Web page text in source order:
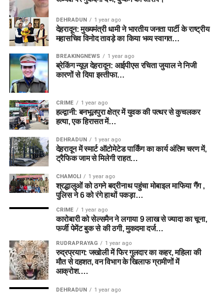
DEHRADUN 1 year ago
देहरादून: मुख्यमंत्री धामी ने भारतीय जनता पार्टी के राष्ट्रीय
महासचिव विनोद तावड़े का किया भव्य स्वागत…
BREAKINGNEWS 1 year ago
ब्रेकिंग न्यूज़ देहरादून: आईपीएस रचिता जुयाल ने निजी
कारणों से दिया इस्तीफा…
CRIME 1 year ago
हल्द्वानी: बनभूलपुरा क्षेत्र में युवक की पत्थर से कुचलकर
हत्या, एक हिरासत में…
DEHRADUN 1 year ago
देहरादून में स्मार्ट ऑटोमेटेड पार्किंग का कार्य अंतिम चरण में,
ट्रैफिक जाम से मिलेगी राहत…
CHAMOLI 1 year ago
श्रद्धालुओं को ठगने बद्रीनाथ पहुंचा मोबाइल माफिया गैंग ,
पुलिस ने 6 को रंगे हाथों पकड़ा…
CRIME 1 year ago
कारोबारी को सेल्समैन ने लगाया 9 लाख से ज्यादा का चूना,
फर्जी पेमेंट बुक से की ठगी, मुकदमा दर्ज…
RUDRAPRAYAG 1 year ago
रुद्रप्रयाग: जखोली में फिर गुलदार का कहर, महिला की
मौत से दहशत, वन विभाग के खिलाफ ग्रामीणों में
आक्रोश….
DEHRADUN 1 year ago